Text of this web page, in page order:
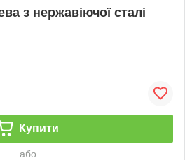
з нержавіючої сталі
Купити
або